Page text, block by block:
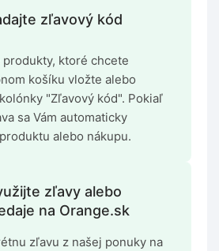
zľavový kód
ktoré chcete
košíku vložte alebo
"Zľavový kód". Pokiaľ
sa Vám automaticky
alebo nákupu.
zľavy alebo
na Orange.sk
zľavu z našej ponuky na